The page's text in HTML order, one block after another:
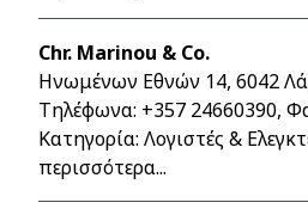
Chr. Marinou & Co.
Ηνωμένων Εθνών 14, 6042
Τηλέφωνα: +357 24660390,
Κατηγορία: Λογιστές &
περισσότερα...